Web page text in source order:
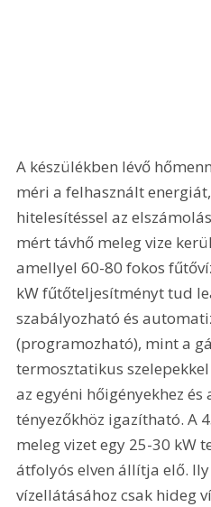
A készülékben lévő
méri a felhasznált
hitelesítéssel az
mért távhő meleg vize
amellyel 60-80 fokos
kW fűtőteljesítményt tud
szabályozható és
(programozható), mint a
termosztatikus
az egyéni hőigényekhez
tényezőkhöz igazítható. A
meleg vizet egy 25-30 kW
átfolyós elven állítja elő.
vízellátásához csak hideg